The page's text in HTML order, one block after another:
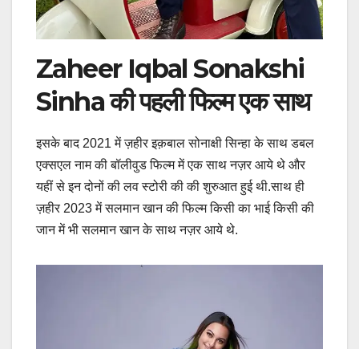
Zaheer Iqbal Sonakshi
Sinha की पहली फिल्म एक साथ
इसके बाद 2021 में ज़हीर इक़बाल सोनाक्षी सिन्हा के साथ डबल
एक्सएल नाम की बॉलीवुड फिल्म में एक साथ नज़र आये थे और
यहीं से इन दोनों की लव स्टोरी की की शुरुआत हुई थी.साथ ही
ज़हीर 2023 में सलमान खान की फिल्म किसी का भाई किसी की
जान में भी सलमान खान के साथ नज़र आये थे.